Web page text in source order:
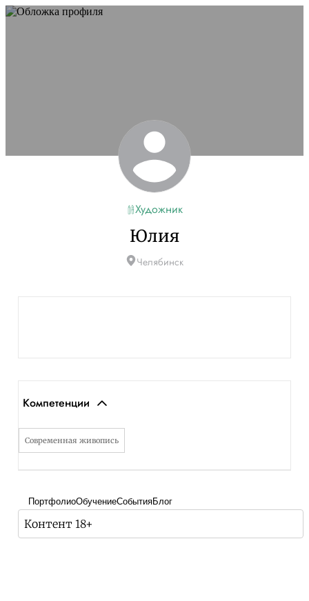
Художник
Юлия
Челябинск
Компетенции
Современная живопись
ПортфолиоОбучениеСобытияБлог
Контент 18+